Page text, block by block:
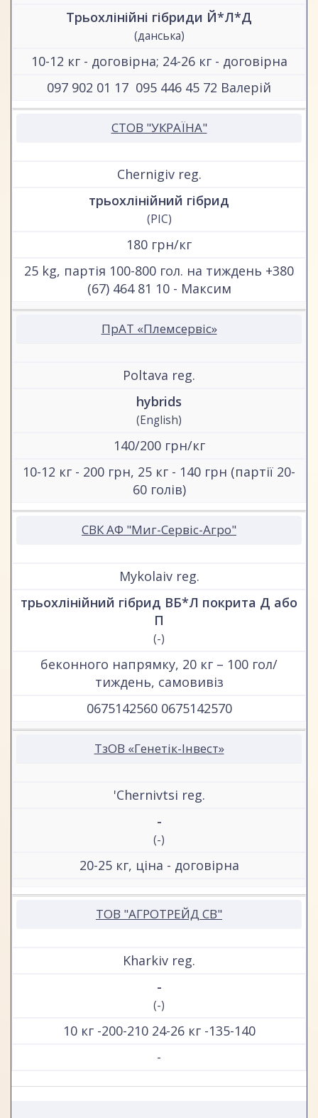
Трьохлінійні гібриди Й*Л*Д
(данська)
10-12 кг - договірна; 24-26 кг - договірна
097 902 01 17 ‎ ‎095 446 45 72 Валерій
СТОВ "УКРАЇНА"
Chernigiv reg.
трьохлінійний гібрид
(PIC)
180 грн/кг
25 kg, партія 100-800 гол. на тиждень +380
(67) 464 81 10 - Максим
ПрАТ «Племсервіс»
Poltava reg.
hybrids
(English)
140/200 грн/кг
10-12 кг - 200 грн, 25 кг - 140 грн (партії 20-
60 голів)
СВК АФ "Миг-Сервіс-Агро"
Mykolaiv reg.
трьохлінійний гібрид ВБ*Л покрита Д або
П
(-)
беконного напрямку, 20 кг – 100 гол/
тиждень, самовивіз
0675142560 0675142570
ТзОВ «Генетік-Інвест»
'Chernivtsi reg.
-
(-)
20-25 кг, ціна - договірна
ТОВ "АГРОТРЕЙД СВ"
Kharkiv reg.
-
(-)
10 кг -200-210 24-26 кг -135-140
-